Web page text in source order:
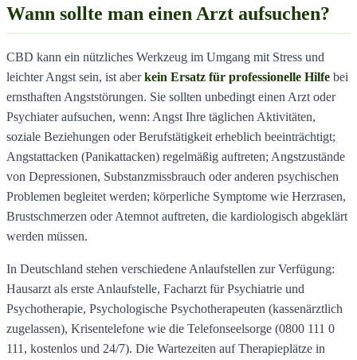
Wann sollte man einen Arzt aufsuchen?
CBD kann ein nützliches Werkzeug im Umgang mit Stress und
leichter Angst sein, ist aberkein Ersatz für professionelle Hilfe bei
ernsthaften Angststörungen. Sie sollten unbedingt einen Arzt oder
Psychiater aufsuchen, wenn: Angst Ihre täglichen Aktivitäten,
soziale Beziehungen oder Berufstätigkeit erheblich beeinträchtigt;
Angstattacken (Panikattacken) regelmäßig auftreten; Angstzustände
von Depressionen, Substanzmissbrauch oder anderen psychischen
Problemen begleitet werden; körperliche Symptome wie Herzrasen,
Brustschmerzen oder Atemnot auftreten, die kardiologisch abgeklärt
werden müssen.
In Deutschland stehen verschiedene Anlaufstellen zur Verfügung:
Hausarzt als erste Anlaufstelle, Facharzt für Psychiatrie und
Psychotherapie, Psychologische Psychotherapeuten (kassenärztlich
zugelassen), Krisentelefone wie die Telefonseelsorge (0800 111 0
111, kostenlos und 24/7). Die Wartezeiten auf Therapieplätze in